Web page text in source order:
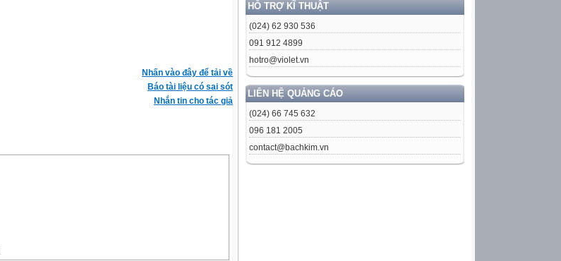
HỖ TRỢ KĨ THUẬT
(024) 62 930 536
091 912 4899
hotro@violet.vn
LIÊN HỆ QUẢNG CÁO
(024) 66 745 632
096 181 2005
contact@bachkim.vn
Nhấn vào đây để tải về
Báo tài liệu có sai sót
Nhắn tin cho tác giả